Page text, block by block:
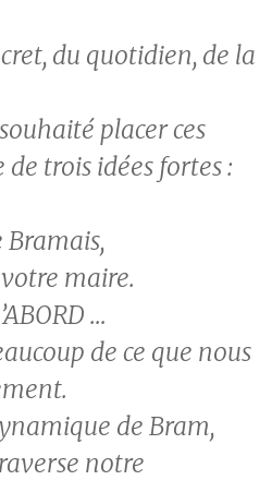
du quotidien, de la
placer ces
trois idées fortes :
Bramais,
maire.
…
de ce que nous
de Bram,
notre